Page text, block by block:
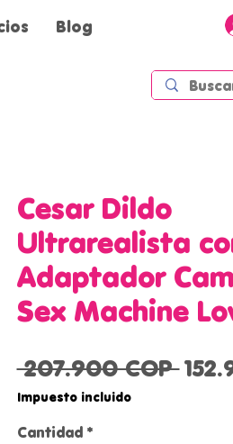
Blog
Cesar Dildo
Ultrarealista
Adaptador
Sex Machine
207.900 COP
Impuesto incluido
Cantidad *